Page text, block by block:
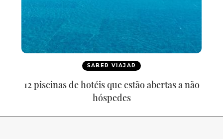
SABER VIAJAR
12 piscinas de hotéis que estão abertas a não
hóspedes